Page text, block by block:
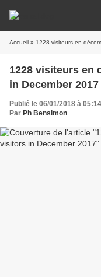
Accueil » 1228 visiteurs en
1228 visiteurs en
in December 2017
Publié le 06/01/2018 à 05:14
Par Ph Bensimon